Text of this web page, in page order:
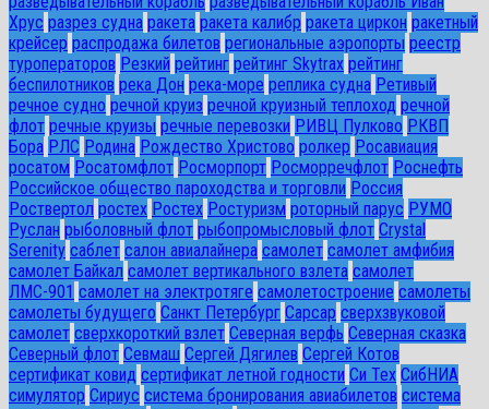
Хрус разрез судна ракета ракета калибр ракета циркон ракетный
крейсер распродажа билетов региональные аэропорты реестр
туроператоров Резкий рейтинг рейтинг Skytrax рейтинг
беспилотников река Дон река-море реплика судна Ретивый
речное судно речной круиз речной круизный теплоход речной
флот речные круизы речные перевозки РИВЦ Пулково РКВП
Бора РЛС Родина Рождество Христово ролкер Росавиация
росатом Росатомфлот Росморпорт Росморречфлот Роснефть
Российское общество пароходства и торговли Россия
Роствертол ростех Ростех Ростуризм роторный парус РУМО
Руслан рыболовный флот рыбопромысловый флот Сrystal
Serenity саблет салон авиалайнера самолет самолет амфибия
самолет Байкал самолет вертикального взлета самолет
ЛМС-901 самолет на электротяге самолетостроение самолеты
самолеты будущего Санкт Петербург Сарсар сверхзвуковой
самолет сверхкороткий взлет Северная верфь Северная сказка
Северный флот Севмаш Сергей Дягилев Сергей Котов
сертификат ковид сертификат летной годности Си Тех СибНИА
симулятор Сириус система бронирования авиабилетов система